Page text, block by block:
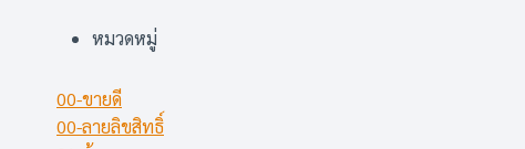
แบบ)
หมวดหมู่
00-ขายดี
00-ลายลิขสิทธิ์